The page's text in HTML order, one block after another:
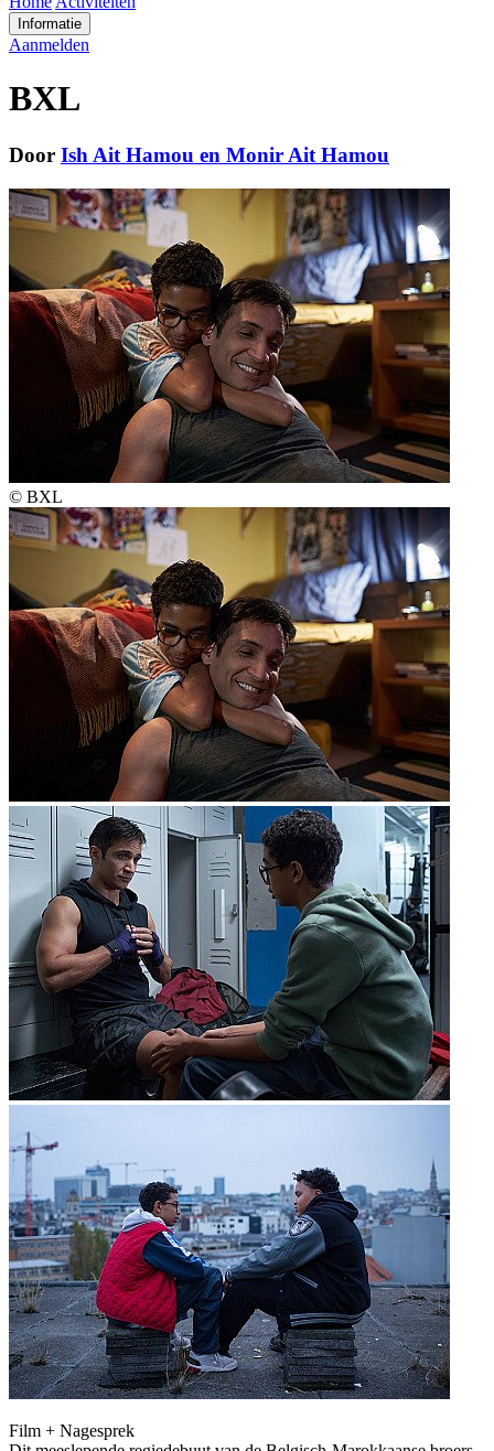
Informatie
Aanmelden
BXL
Door Ish Ait Hamou en Monir Ait Hamou
© BXL
Film + Nagesprek